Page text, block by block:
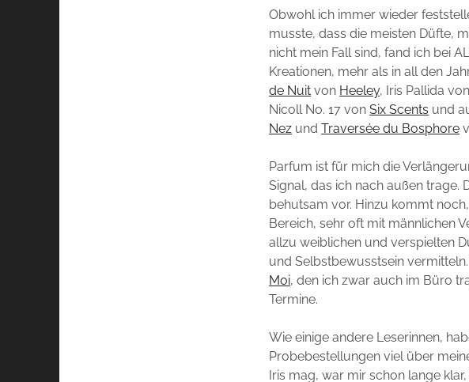
Obwohl ich immer wieder
musste, dass die meisten Düfte,
nicht mein Fall sind, fand ich bei
Kreationen, mehr als in all den
de Nuit von Heeley, Iris Pallida von
Nicoll No. 17 vonSix Scents und
Nez undTraversée du Bosphore
Parfum ist für mich die
Signal, das ich nach außen trage.
behutsam vor. Hinzu kommt
Bereich, sehr oft mit männlichen
allzu weiblichen und verspielten
und Selbstbewusstsein
Moi, den ich zwar auch im Büro
Termine.
Wie einige andere Leserinnen,
Probebestellungen viel über
Iris mag, war mir schon lange